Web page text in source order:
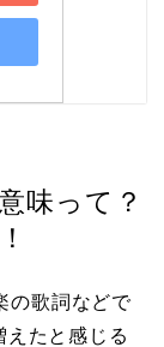
味って？
の歌詞などで
えたと感じる